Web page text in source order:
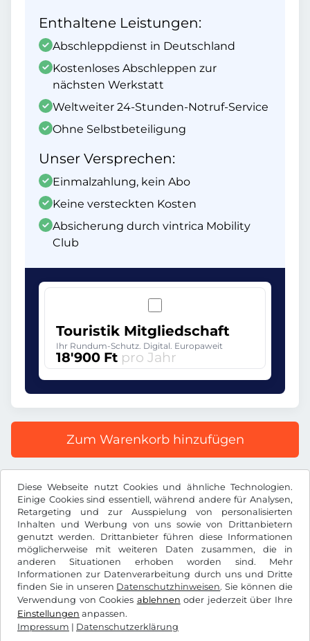
Diese Webseite nutzt Cookies und ähnliche Technologien.
Einige Cookies sind essentiell, während andere für Analysen,
Retargeting und zur Ausspielung von personalisierten
Inhalten und Werbung von uns sowie von Drittanbietern
genutzt werden. Drittanbieter führen diese Informationen
möglicherweise mit weiteren Daten zusammen, die in
anderen Situationen erhoben worden sind. Mehr
Informationen zur Datenverarbeitung durch uns und Dritte
finden Sie in unseren Datenschutzhinweisen. Sie können die
Verwendung von Cookies ablehnen oder jederzeit über Ihre
Einstellungen anpassen.
Impressum | Datenschutzerklärung
Enthaltene Leistungen:
Abschleppdienst in Deutschland
Kostenloses Abschleppen zur
nächsten Werkstatt
Weltweiter 24-Stunden-Notruf-Service
Ohne Selbstbeteiligung
Unser Versprechen:
Einmalzahlung, kein Abo
Keine versteckten Kosten
Absicherung durch vintrica Mobility
Club
Touristik Mitgliedschaft
Ihr Rundum-Schutz. Digital. Europaweit
18'900 Ft pro Jahr
Zum Warenkorb hinzufügen
Alle Preise inkl. gesetzlicher MwSt.
FtHUF
Facebook Instagram
AGB / Widerrufsrecht
Datenschutzerklärung